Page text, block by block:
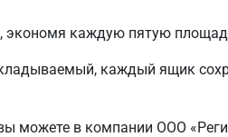
экономя каждую пятую
каждый ящик
можете в компании ООО